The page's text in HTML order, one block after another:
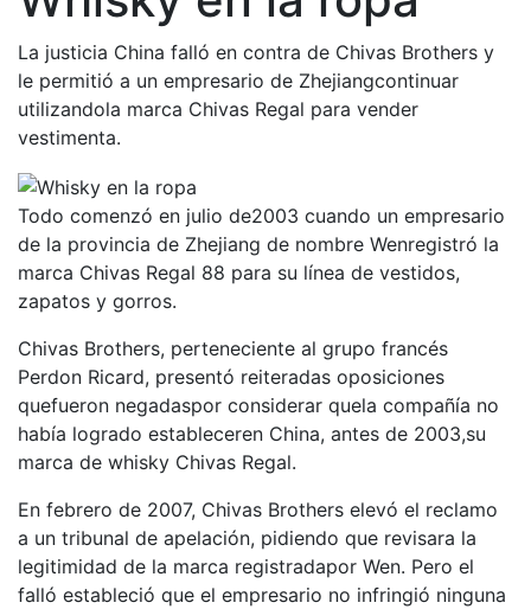
La justicia China falló en contra de Chivas Brothers y
le permitió a un empresario de Zhejiangcontinuar
utilizandola marca Chivas Regal para vender
vestimenta.
Todo comenzó en julio de2003 cuando un empresario
de la provincia de Zhejiang de nombre Wenregistró la
marca Chivas Regal 88 para su línea de vestidos,
zapatos y gorros.
Chivas Brothers, perteneciente al grupo francés
Perdon Ricard, presentó reiteradas oposiciones
quefueron negadaspor considerar quela compañía no
había logrado estableceren China, antes de 2003,su
marca de whisky Chivas Regal.
En febrero de 2007, Chivas Brothers elevó el reclamo
a un tribunal de apelación, pidiendo que revisara la
legitimidad de la marca registradapor Wen. Pero el
falló estableció que el empresario no infringió ninguna